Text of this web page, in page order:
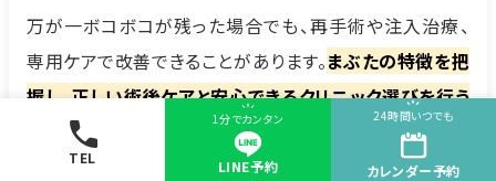
TEL
1分でカンタン
LINE予約
24時間いつでも
カレンダー予約
万が一ボコボコが残った場合でも、再手術や注入治療、
専用ケアで改善できることがあります。まぶたの特徴を把
握し、正しい術後ケアと安心できるクリニック選びを行う
ことで、自然で理想的な二重ラインに近づけるでしょう。